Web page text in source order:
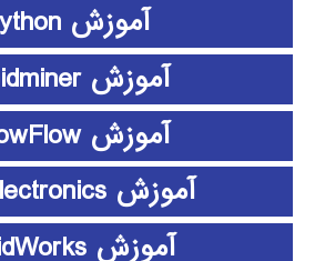
آموزش python
آموزش rapidminer
آموزش ShowFlow
آموزش SimElectronics
آموزش SolidWorks